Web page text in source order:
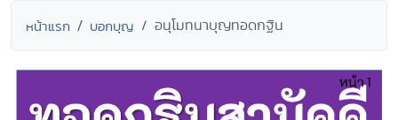
หน้าแรก บอกบุญ อนุโมทนาบุญทอดกฐิน